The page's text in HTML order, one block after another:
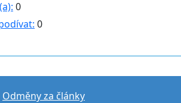
0
0
Odměny za články